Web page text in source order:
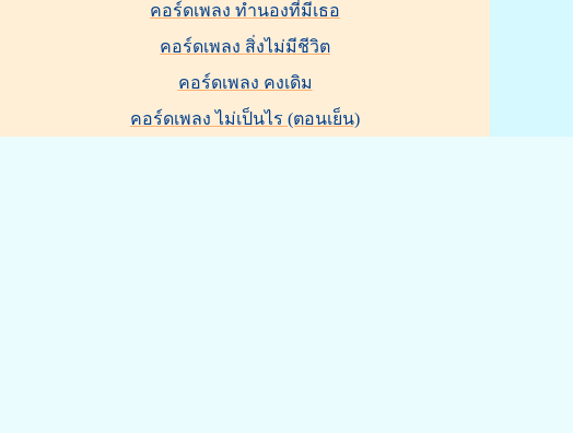
คอร์ดเพลง ทำนองที่มีเธอ
คอร์ดเพลง สิ่งไม่มีชีวิต
คอร์ดเพลง คงเดิม
คอร์ดเพลง ไม่เป็นไร (ตอนเย็น)